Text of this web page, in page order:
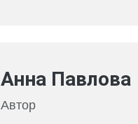
Анна Павлова
Автор